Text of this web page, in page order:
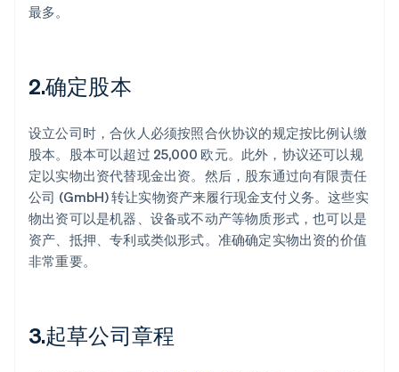
最多。
2.确定股本
设立公司时，合伙人必须按照合伙协议的规定按比例认缴
股本。股本可以超过 25,000 欧元。此外，协议还可以规
定以实物出资代替现金出资。然后，股东通过向有限责任
公司 (GmbH) 转让实物资产来履行现金支付义务。这些实
物出资可以是机器、设备或不动产等物质形式，也可以是
资产、抵押、专利或类似形式。准确确定实物出资的价值
非常重要。
3.起草公司章程